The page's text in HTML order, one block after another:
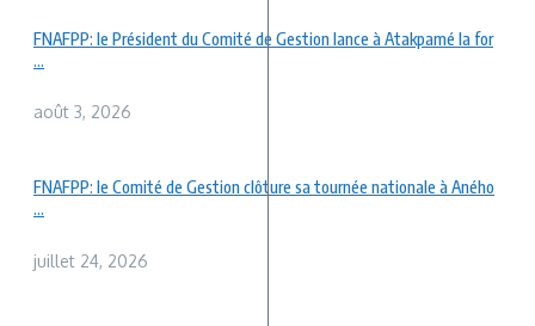
FNAFPP: le Président du Comité de Gestion lance à Atakpamé la for
...
août 3, 2026
FNAFPP: le Comité de Gestion clôture sa tournée nationale à Aného
...
juillet 24, 2026